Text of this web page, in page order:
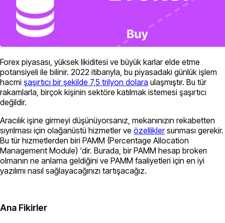
Forex piyasası, yüksek likiditesi ve büyük karlar elde etme
potansiyeli ile bilinir. 2022 itibarıyla, bu piyasadaki günlük işlem
hacmi şaşırtıcı bir şekilde 7,5 trilyon dolara ulaşmıştır. Bu tür
rakamlarla, birçok kişinin sektöre katılmak istemesi şaşırtıcı
değildir.
Aracılık işine girmeyi düşünüyorsanız, mekanınızın rekabetten
sıyrılması için olağanüstü hizmetler ve özelliklersunması gerekir.
Bu tür hizmetlerden biri PAMM (Percentage Allocation
Management Module) ‘dir. Burada, bir PAMM hesap brokerı
olmanın ne anlama geldiğini ve PAMM faaliyetleri için en iyi
yazılımı nasıl sağlayacağınızı tartışacağız.
Ana Fikirler